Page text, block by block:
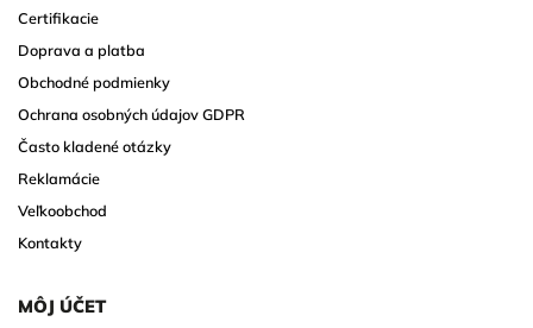
Certifikacie
Doprava a platba
Obchodné podmienky
Ochrana osobných údajov GDPR
Často kladené otázky
Reklamácie
Veľkoobchod
Kontakty
MÔJ ÚČET